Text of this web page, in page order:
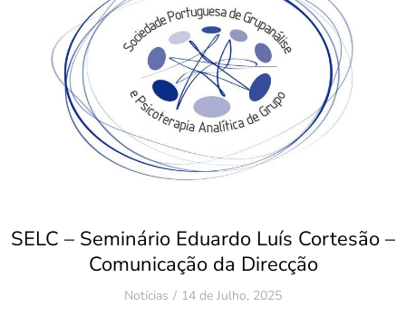
SELC – Seminário Eduardo Luís Cortesão –
Comunicação da Direcção
Notícias 14 de Julho, 2025